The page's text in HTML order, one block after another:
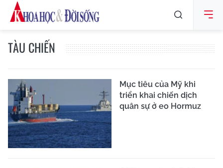
TÀU CHIẾN
Mục tiêu của Mỹ khi
triển khai chiến dịch
quân sự ở eo Hormuz